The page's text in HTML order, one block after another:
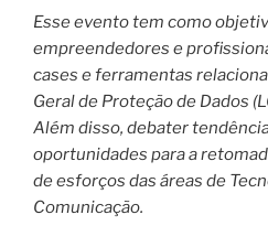
Esse evento tem como
empreendedores e
cases e ferramentas
Geral de Proteção de Dados
Além disso, debater
oportunidades para a
de esforços das áreas de
Comunicação.